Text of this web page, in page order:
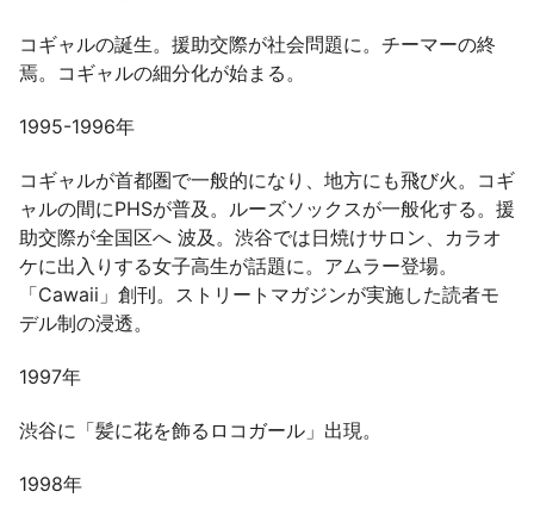
コギャルの誕生。援助交際が社会問題に。チーマーの終
焉。コギャルの細分化が始まる。
1995-1996年
コギャルが首都圏で一般的になり、地方にも飛び火。コギ
ャルの間にPHSが普及。ルーズソックスが一般化する。援
助交際が全国区へ 波及。渋谷では日焼けサロン、カラオ
ケに出入りする女子高生が話題に。アムラー登場。
「Cawaii」創刊。ストリートマガジンが実施した読者モ
デル制の浸透。
1997年
渋谷に「髪に花を飾るロコガール」出現。
1998年